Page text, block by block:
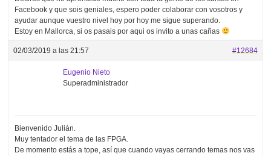
Facebook y que sois geniales, espero poder colaborar con vosotros y
ayudar aunque vuestro nivel hoy por hoy me sigue superando.
Estoy en Mallorca, si os pasais por aqui os invito a unas cañas
02/03/2019 a las 21:57 #12684
Eugenio Nieto
Superadministrador
Bienvenido Julián.
Muy tentador el tema de las FPGA.
De momento estás a tope, así que cuando vayas cerrando temas nos vas